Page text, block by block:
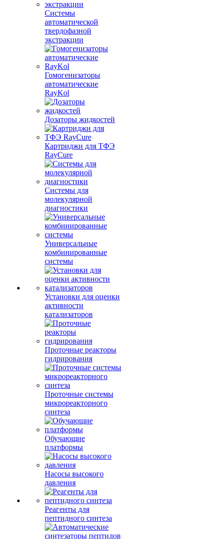
Системы
автоматической
твердофазной
экстракции
Гомогенизаторы
автоматические
RayKol
Дозаторы жидкостей
Картриджи для ТФЭ
RayCure
Системы для
молекулярной
диагностики
Универсальные
комбинированные
системы
Установки для оценки
активности
катализаторов
Проточные реакторы
гидрирования
Проточные системы
микрореакторного
синтеза
Обучающие
платформы
Насосы высокого
давления
Реагенты для
пептидного синтеза